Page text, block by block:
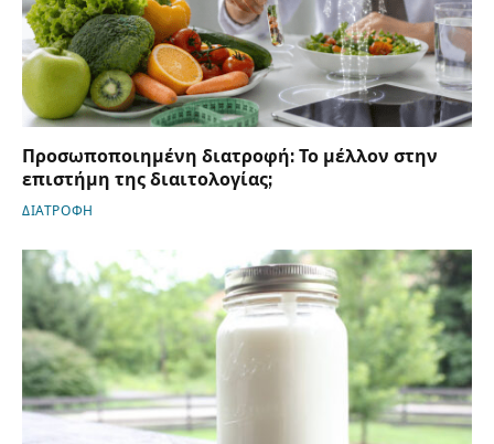
Προσωποποιημένη διατροφή: Το μέλλον στην
επιστήμη της διαιτολογίας;
ΔΙΑΤΡΟΦΗ